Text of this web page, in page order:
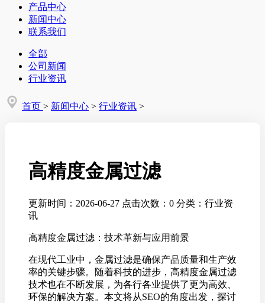
产品中心
新闻中心
联系我们
全部
公司新闻
行业资讯
首页 > 新闻中心 > 行业资讯 >
高精度金属过滤
更新时间：2026-06-27 点击次数：0 分类：行业资
讯
高精度金属过滤：技术革新与应用前景
在现代工业中，金属过滤是确保产品质量和生产效
率的关键步骤。随着科技的进步，高精度金属过滤
技术也在不断发展，为各行各业提供了更为高效、
环保的解决方案。本文将从SEO的角度出发，探讨